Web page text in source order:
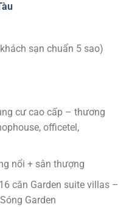
sạn chuẩn 5 sao)
cư cao cấp – thương
officetel,
nổi + sân thượng
căn Garden suite villas –
Garden